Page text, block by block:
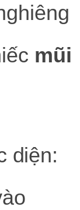
mũi
diện: